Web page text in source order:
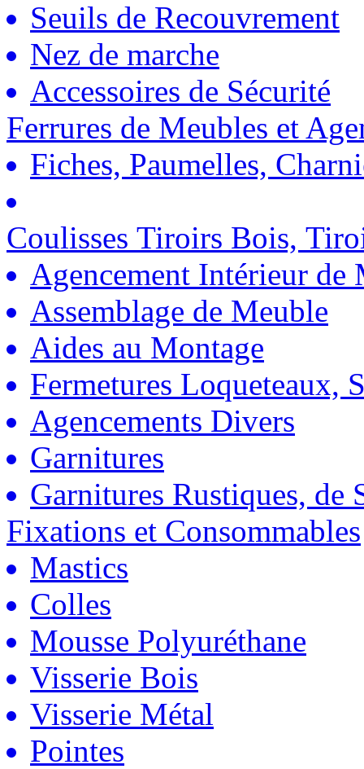
Seuils de Recouvrement
Nez de marche
Accessoires de Sécurité
Ferrures de Meubles et
Fiches, Paumelles,
Coulisses Tiroirs Bois,
Agencement Intérieur de
Assemblage de Meuble
Aides au Montage
Fermetures Loqueteaux,
Agencements Divers
Garnitures
Garnitures Rustiques, de
Fixations et Consommables
Mastics
Colles
Mousse Polyuréthane
Visserie Bois
Visserie Métal
Pointes